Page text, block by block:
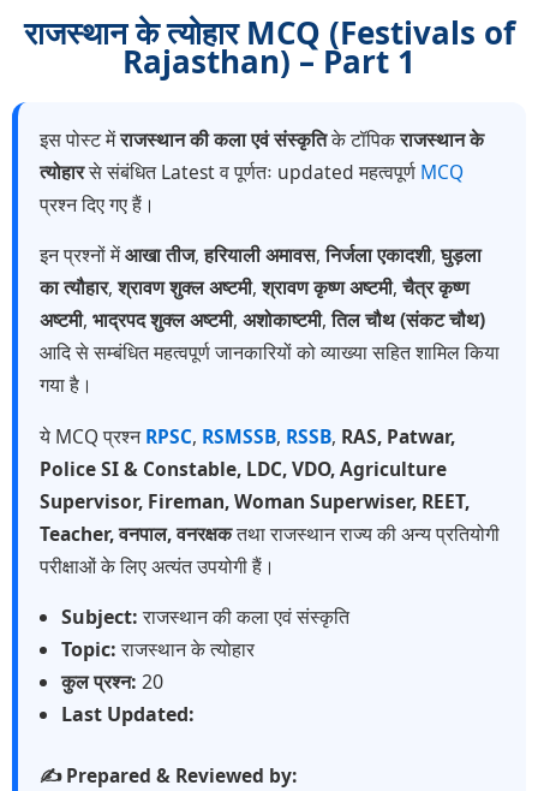
राजस्थान के त्योहार MCQ (Festivals of
Rajasthan) – Part 1
इस पोस्ट मेंराजस्थान की कला एवं संस्कृतिके टॉपिकराजस्थान के
त्योहारसे संबंधित Latest व पूर्णतः updated महत्वपूर्ण MCQ
प्रश्न दिए गए हैं।
इन प्रश्नों मेंआखा तीज,हरियाली अमावस,निर्जला एकादशी,घुड़ला
का त्यौहार,श्रावण शुक्ल अष्टमी,श्रावण कृष्ण अष्टमी,चैत्र कृष्ण
अष्टमी, भाद्रपद शुक्ल अष्टमी, अशोकाष्टमी,तिल चौथ (संकट चौथ)
आदि से सम्बंधित महत्वपूर्ण जानकारियों को व्याख्या सहित शामिल किया
गया है।
ये MCQ प्रश्नRPSC, RSMSSB, RSSB, RAS, Patwar,
Police SI & Constable, LDC, VDO, Agriculture
Supervisor, Fireman, Woman Superwiser, REET,
Teacher, वनपाल, वनरक्षकतथा राजस्थान राज्य की अन्य प्रतियोगी
परीक्षाओं के लिए अत्यंत उपयोगी हैं।
Subject:राजस्थान की कला एवं संस्कृति
Topic:राजस्थान के त्योहार
कुल प्रश्न: 20
Last Updated:
✍️ Prepared & Reviewed by: